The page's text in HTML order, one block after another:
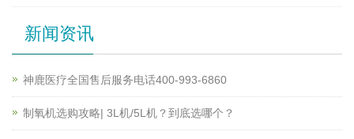
新闻资讯
神鹿医疗全国售后服务电话400-993-6860
制氧机选购攻略| 3L机/5L机？到底选哪个？